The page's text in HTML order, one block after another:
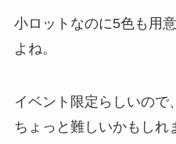
小ロットなのに5色も用
よね。
イベント限定らしいので
ちょっと難しいかもしれ